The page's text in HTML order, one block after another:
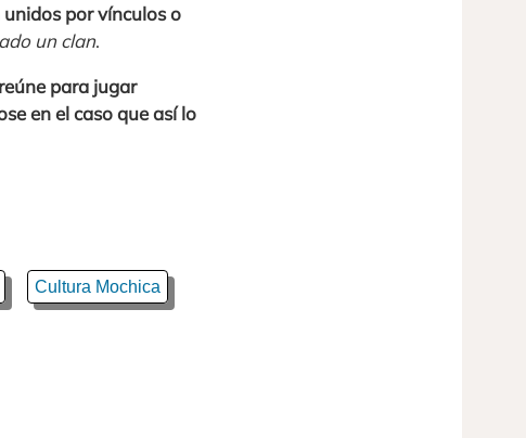
por vínculos o
un clan.
para jugar
en el caso que así lo
Cultura Mochica